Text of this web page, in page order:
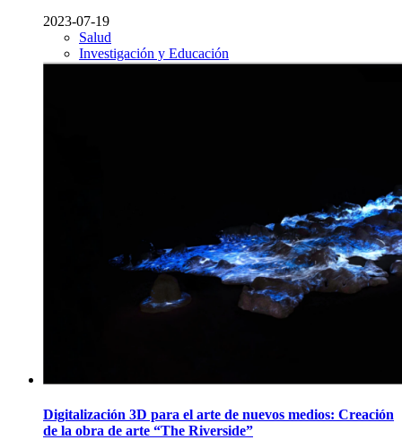
2023-07-19
Salud
Investigación y Educación
Digitalización 3D para el arte de nuevos medios: Creación
de la obra de arte “The Riverside”